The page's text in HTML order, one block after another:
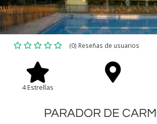
(0) Reseñas de usuarios
4 Estrellas
PARADOR DE